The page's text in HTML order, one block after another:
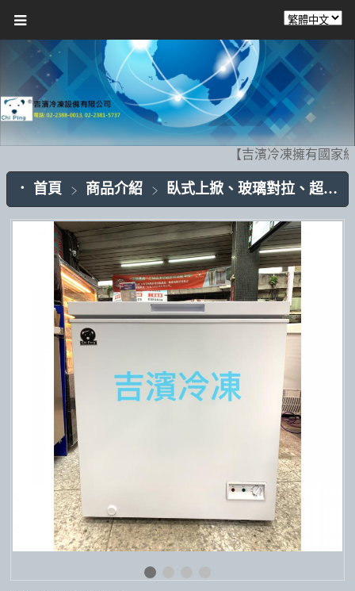
【吉濱冷凍擁有國家
首頁 商品介紹 臥式上掀、玻璃對拉、超低溫冰櫃CP005